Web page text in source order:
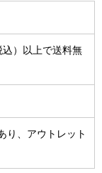
）以上で送料無
り、アウトレット